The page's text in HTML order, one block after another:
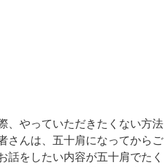
、やっていただき たくない方法
さんは、 五十肩になってからご
話をしたい内容が五十肩でたく